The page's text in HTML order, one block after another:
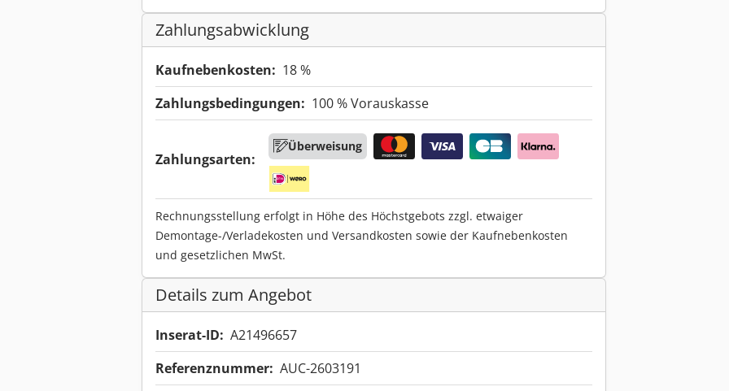
Zahlungsabwicklung
Kaufnebenkosten: 18 %
Zahlungsbedingungen: 100 % Vorauskasse
Zahlungsarten:
Überweisung
Rechnungsstellung erfolgt in Höhe des Höchstgebots zzgl. etwaiger
Demontage-/Verladekosten und Versandkosten sowie der Kaufnebenkosten
und gesetzlichen MwSt.
Details zum Angebot
Inserat-ID: A21496657
Referenznummer: AUC-2603191